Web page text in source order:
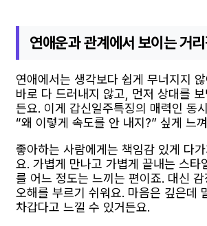
연애운과 관계에서 보이는 거
연애에서는 생각보다 쉽게 무너지지
바로 다 드러내지 않고, 먼저 상대를
든요. 이게 갑신일주특징의 매력인 동
“왜 이렇게 속도를 안 내지?” 싶게 느
좋아하는 사람에게는 책임감 있게 다
요. 가볍게 만나고 가볍게 끝내는 스타
를 어느 정도는 느끼는 편이죠. 대신
오해를 부르기 쉬워요. 마음은 깊은데
차갑다고 느낄 수 있거든요.